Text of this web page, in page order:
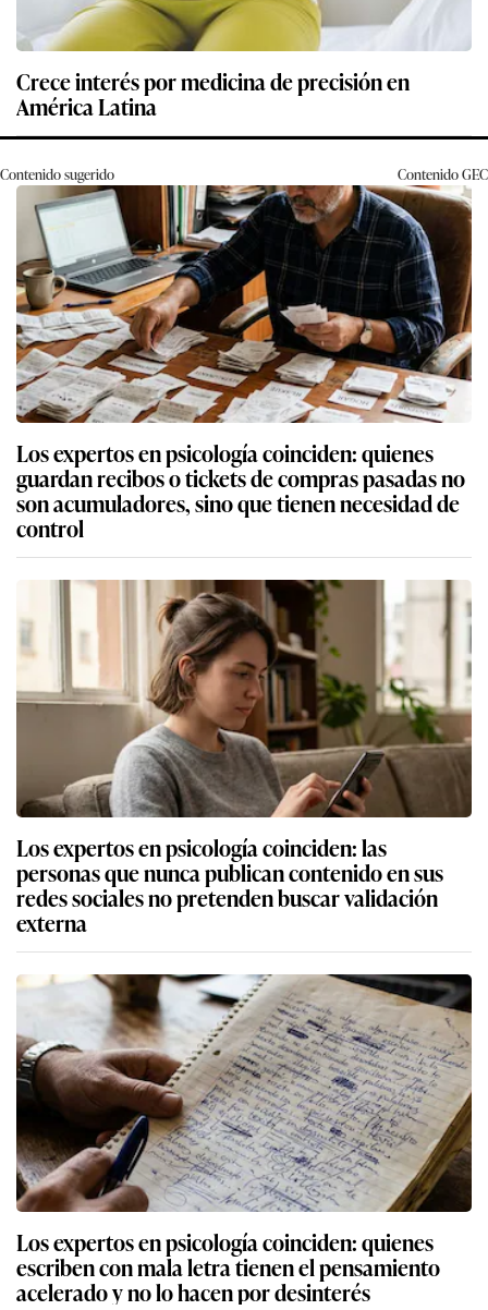
Crece interés por medicina de precisión en
América Latina
Contenido sugerido ContenidoGEC
Los expertos en psicología coinciden: quienes
guardan recibos o tickets de compras pasadas no
son acumuladores, sino que tienen necesidad de
control
Los expertos en psicología coinciden: las
personas que nunca publican contenido en sus
redes sociales no pretenden buscar validación
externa
Los expertos en psicología coinciden: quienes
escriben con mala letra tienen el pensamiento
acelerado y no lo hacen por desinterés